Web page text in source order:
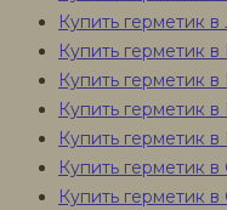
Купить герметик
Купить герметик
Купить герметик
Купить герметик в
Купить герметик
Купить герметик
Купить герметик